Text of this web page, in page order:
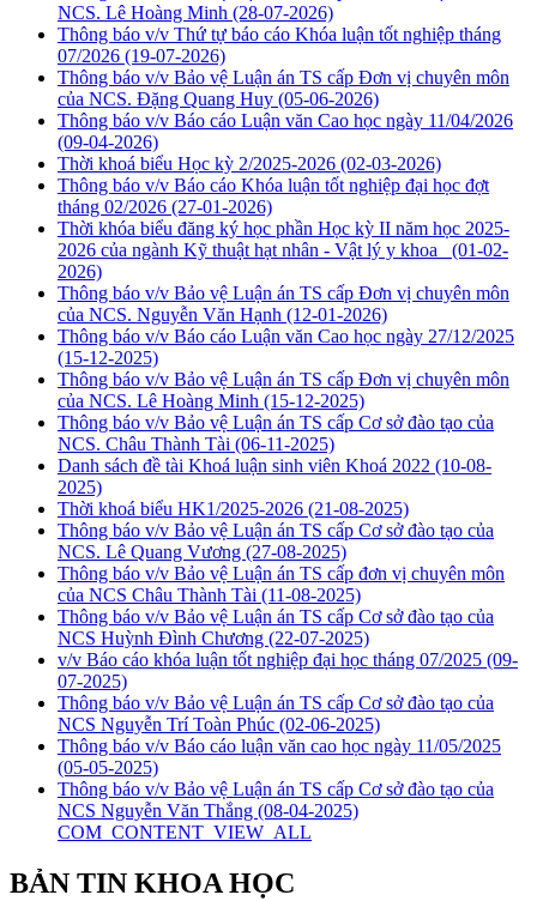
NCS. Lê Hoàng Minh (28-07-2026)
Thông báo v/v Thứ tự báo cáo Khóa luận tốt nghiệp tháng
07/2026 (19-07-2026)
Thông báo v/v Bảo vệ Luận án TS cấp Đơn vị chuyên môn
của NCS. Đặng Quang Huy (05-06-2026)
Thông báo v/v Báo cáo Luận văn Cao học ngày 11/04/2026
(09-04-2026)
Thời khoá biểu Học kỳ 2/2025-2026 (02-03-2026)
Thông báo v/v Báo cáo Khóa luận tốt nghiệp đại học đợt
tháng 02/2026 (27-01-2026)
Thời khóa biểu đăng ký học phần Học kỳ II năm học 2025-
2026 của ngành Kỹ thuật hạt nhân - Vật lý y khoa (01-02-
2026)
Thông báo v/v Bảo vệ Luận án TS cấp Đơn vị chuyên môn
của NCS. Nguyễn Văn Hạnh (12-01-2026)
Thông báo v/v Báo cáo Luận văn Cao học ngày 27/12/2025
(15-12-2025)
Thông báo v/v Bảo vệ Luận án TS cấp Đơn vị chuyên môn
của NCS. Lê Hoàng Minh (15-12-2025)
Thông báo v/v Bảo vệ Luận án TS cấp Cơ sở đào tạo của
NCS. Châu Thành Tài (06-11-2025)
Danh sách đề tài Khoá luận sinh viên Khoá 2022 (10-08-
2025)
Thời khoá biểu HK1/2025-2026 (21-08-2025)
Thông báo v/v Bảo vệ Luận án TS cấp Cơ sở đào tạo của
NCS. Lê Quang Vương (27-08-2025)
Thông báo v/v Bảo vệ Luận án TS cấp đơn vị chuyên môn
của NCS Châu Thành Tài (11-08-2025)
Thông báo v/v Bảo vệ Luận án TS cấp Cơ sở đào tạo của
NCS Huỳnh Đình Chương (22-07-2025)
v/v Báo cáo khóa luận tốt nghiệp đại học tháng 07/2025 (09-
07-2025)
Thông báo v/v Bảo vệ Luận án TS cấp Cơ sở đào tạo của
NCS Nguyễn Trí Toàn Phúc (02-06-2025)
Thông báo v/v Báo cáo luận văn cao học ngày 11/05/2025
(05-05-2025)
Thông báo v/v Bảo vệ Luận án TS cấp Cơ sở đào tạo của
NCS Nguyễn Văn Thắng (08-04-2025)
COM_CONTENT_VIEW_ALL
BẢN TIN KHOA HỌC